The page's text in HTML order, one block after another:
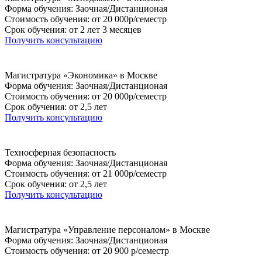
Форма обучения: Заочная/Дистанционая
Стоимость обучения: от 20 000р/семестр
Срок обучения: от 2 лет 3 месяцев
Получить консультацию
Магистратура «Экономика» в Москве
Форма обучения: Заочная/Дистанционая
Стоимость обучения: от 20 000р/семестр
Срок обучения: от 2,5 лет
Получить консультацию
Техносферная безопасность
Форма обучения: Заочная/Дистанционая
Стоимость обучения: от 21 000р/семестр
Срок обучения: от 2,5 лет
Получить консультацию
Магистратура «Управление персоналом» в Москве
Форма обучения: Заочная/Дистанционая
Стоимость обучения: от 20 900 р/семестр